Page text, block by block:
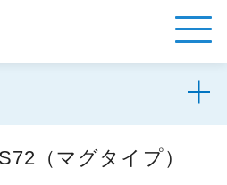
（マグタイプ）